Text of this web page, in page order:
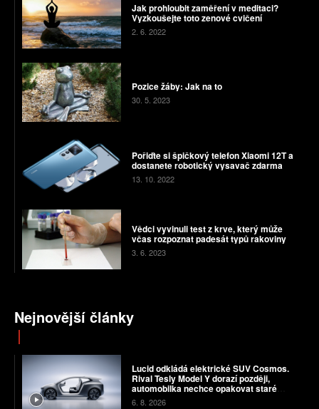
Jak prohloubit zaměření v meditaci?
Vyzkoušejte toto zenové cvičení
2. 6. 2022
Pozice žáby: Jak na to
30. 5. 2023
Pořiďte si špičkový telefon Xiaomi 12T a
dostanete robotický vysavač zdarma
13. 10. 2022
Vědci vyvinuli test z krve, který může
včas rozpoznat padesát typů rakoviny
3. 6. 2023
Nejnovější články
Lucid odkládá elektrické SUV Cosmos.
Rival Tesly Model Y dorazí později,
automobilka nechce opakovat staré
chyby
6. 8. 2026